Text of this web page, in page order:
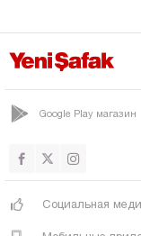
Невшехир
Нигде
Орду
Османие
Ризе
Сакарья
Google Play магазин
Социальная